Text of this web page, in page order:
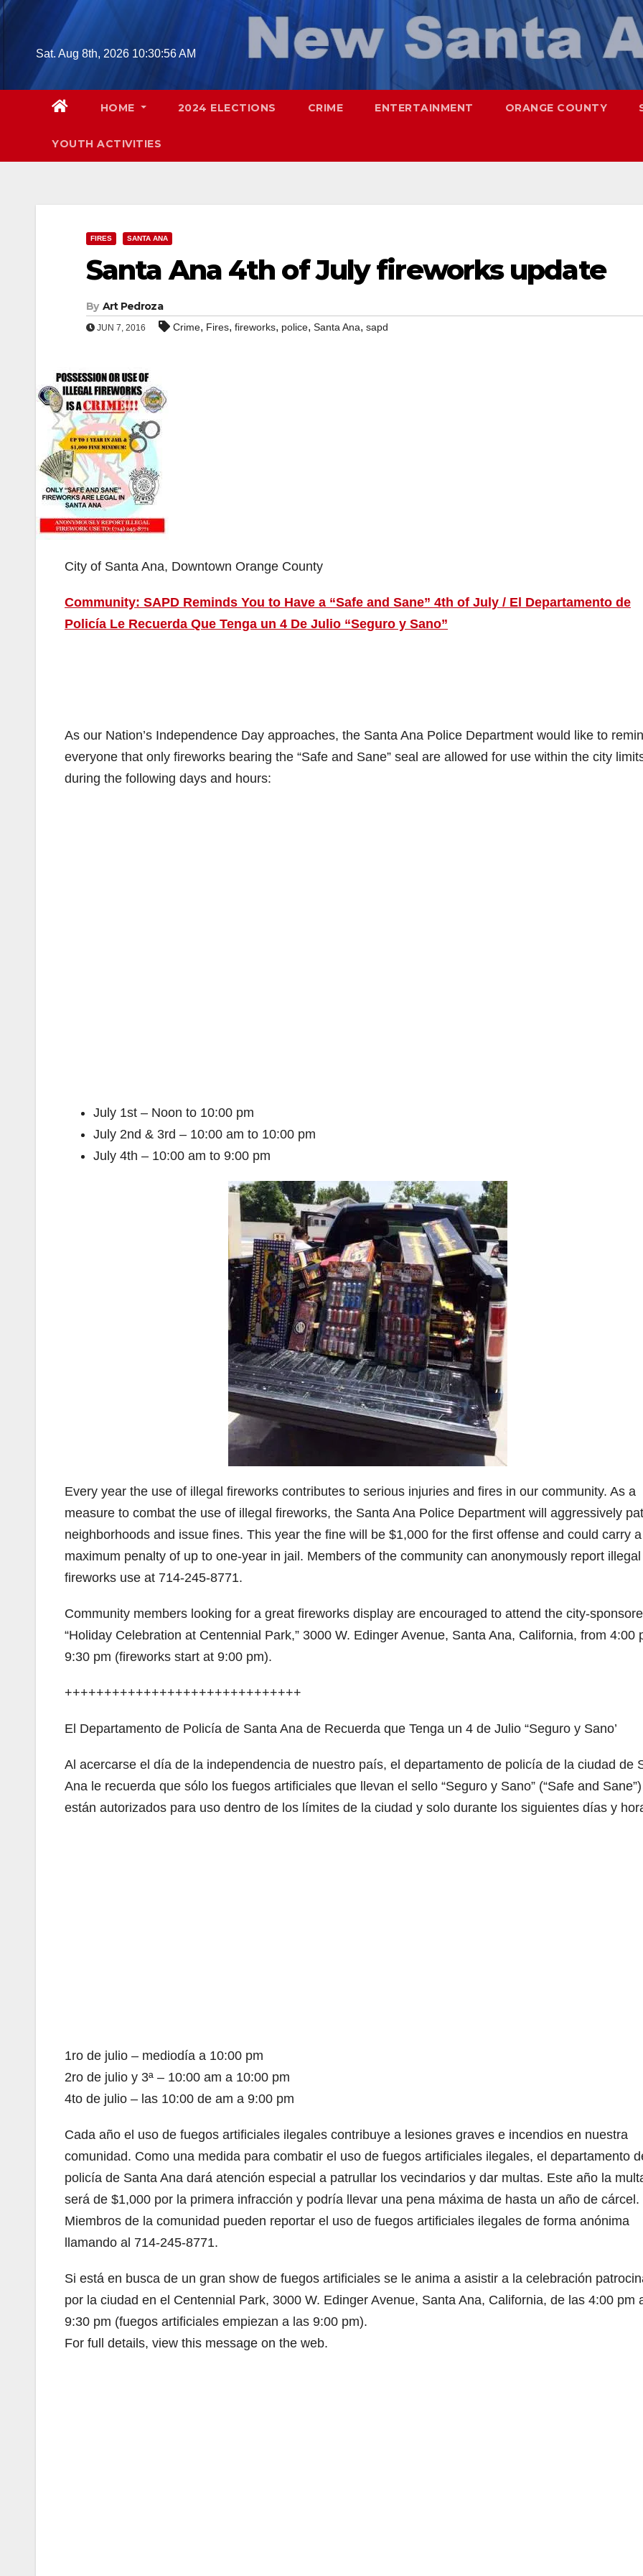
Skip
Sat. Aug 8th, 2026 10:30:57 AM
HOME 2024 ELECTIONS CRIME ENTERTAINMENT ORANGE COUNTY
YOUTH ACTIVITIES
FIRES SANTA ANA
Santa Ana 4th of July fireworks update
By Art Pedroza
JUN 7, 2016 Crime, Fires, fireworks, police, Santa Ana, sapd
City of Santa Ana, Downtown Orange County
Community: SAPD Reminds You to Have a “Safe and Sane” 4th of July / El Departamento de
Policía Le Recuerda Que Tenga un 4 De Julio “Seguro y Sano”
As our Nation’s Independence Day approaches, the Santa Ana Police Department would like to
everyone that only fireworks bearing the “Safe and Sane” seal are allowed for use within the city
during the following days and hours:
July 1st – Noon to 10:00 pm
July 2nd & 3rd – 10:00 am to 10:00 pm
July 4th – 10:00 am to 9:00 pm
Every year the use of illegal fireworks contributes to serious injuries and fires in our community. As a
measure to combat the use of illegal fireworks, the Santa Ana Police Department will aggressively
neighborhoods and issue fines. This year the fine will be $1,000 for the first offense and could carry a
maximum penalty of up to one-year in jail. Members of the community can anonymously report illegal
fireworks use at 714-245-8771.
Community members looking for a great fireworks display are encouraged to attend the city-
“Holiday Celebration at Centennial Park,” 3000 W. Edinger Avenue, Santa Ana, California, from 4:00
9:30 pm (fireworks start at 9:00 pm).
++++++++++++++++++++++++++++++
El Departamento de Policía de Santa Ana de Recuerda que Tenga un 4 de Julio “Seguro y Sano’
Al acercarse el día de la independencia de nuestro país, el departamento de policía de la ciudad de
Ana le recuerda que sólo los fuegos artificiales que llevan el sello “Seguro y Sano” (“Safe and Sane”)
están autorizados para uso dentro de los límites de la ciudad y solo durante los siguientes días y
1ro de julio – mediodía a 10:00 pm
2ro de julio y 3ª – 10:00 am a 10:00 pm
4to de julio – las 10:00 de am a 9:00 pm
Cada año el uso de fuegos artificiales ilegales contribuye a lesiones graves e incendios en nuestra
comunidad. Como una medida para combatir el uso de fuegos artificiales ilegales, el departamento
policía de Santa Ana dará atención especial a patrullar los vecindarios y dar multas. Este año la
será de $1,000 por la primera infracción y podría llevar una pena máxima de hasta un año de cárcel.
Miembros de la comunidad pueden reportar el uso de fuegos artificiales ilegales de forma anónima
llamando al 714-245-8771.
Si está en busca de un gran show de fuegos artificiales se le anima a asistir a la celebración
por la ciudad en el Centennial Park, 3000 W. Edinger Avenue, Santa Ana, California, de las 4:00 pm
9:30 pm (fuegos artificiales empiezan a las 9:00 pm).
For full details, view this message on the web.